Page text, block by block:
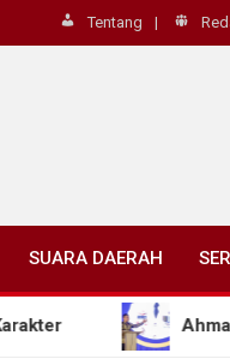
Tentang
SUARA DAERAH
Ahmad